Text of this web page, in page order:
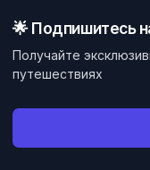
🌟 Подпишитесь
Получайте
путешествиях